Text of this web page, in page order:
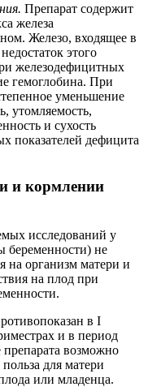
Препарат содержит
железа
Железо, входящее в
этого
железодефицитных
гемоглобина. При
уменьшение
утомляемость,
и сухость
показателей дефицита
и кормлении
исследований у
не
на организм матери и
на плод при
в I
и в период
возможно
для матери
или младенца.